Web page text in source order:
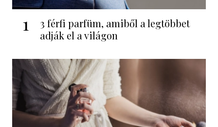
1
3 férfi parfüm, amiből a legtöbbet
adják el a világon